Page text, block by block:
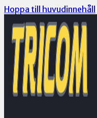
Hoppa till huvudinnehåll